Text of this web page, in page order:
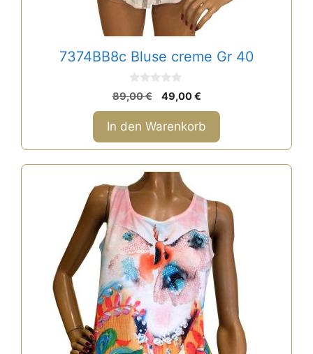
7374BB8c Bluse creme Gr 40
0
v
o
n
5
89,00€
Ursprünglicher
Preis
war:
89,00 €
49,00€Aktueller
Preis
ist:
49,00 €.
In den Warenkorb